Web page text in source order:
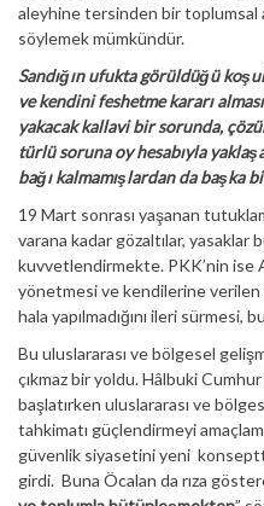
aleyhine tersinden bir
söylemek mümkündür.
Sandığın ufukta görüldüğü
ve kendini feshetme kararı
yakacak kallavi bir sorunda,
türlü soruna oy hesabıyla
bağı kalmamışlardan da başka
19 Mart sonrası yaşanan
varana kadar gözaltılar, yasaklar
kuvvetlendirmekte. PKK’nin ise
yönetmesi ve kendilerine verilen
hala yapılmadığını ileri
Bu uluslararası ve bölgesel
çıkmaz bir yoldu. Hâlbuki
başlatırken uluslararası ve
tahkimatı güçlendirmeyi
güvenlik siyasetini yeni
girdi. Buna Öcalan da rıza